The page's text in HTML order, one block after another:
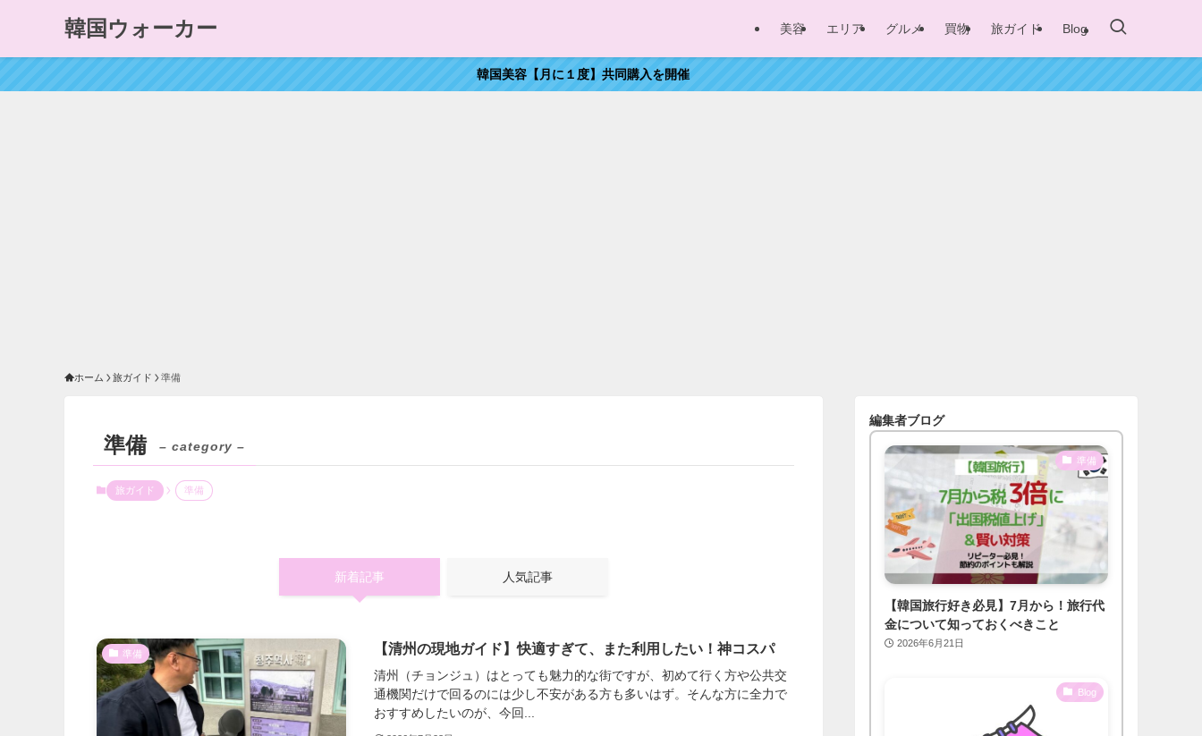
韓国ウォーカー 美容 エリア グルメ 買物 旅ガイド Blog
韓国美容【月に１度】共同購入を開催
ホーム 旅ガイド 準備
準備 – category –
旅ガイド 準備
新着記事 人気記事
準備 【清州の現地ガイド】快適すぎて、また利用したい！神コスパ
清州（チョンジュ）はとっても魅力的な街ですが、初めて行く方や公共交
通機関だけで回るのには少し不安がある方も多いはず。そんな方に全力で
おすすめしたいのが、今回...
編集者ブログ
準備
【韓国旅行好き必見】7月から！旅行代
金について知っておくべきこと
2026年6月21日
Blog